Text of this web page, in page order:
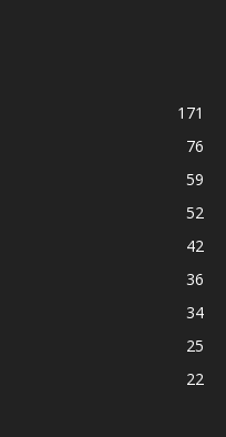
171
76
59
52
42
36
34
25
22